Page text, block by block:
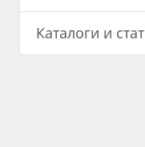
Каталоги и